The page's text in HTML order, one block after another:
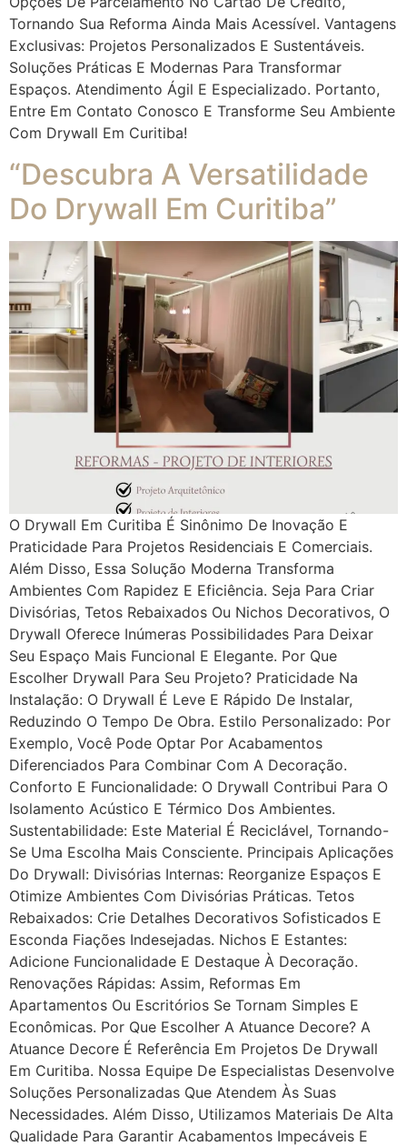
Tornando Sua Reforma Ainda Mais Acessível. Vantagens
Exclusivas: Projetos Personalizados E Sustentáveis.
Soluções Práticas E Modernas Para Transformar
Espaços. Atendimento Ágil E Especializado. Portanto,
Entre Em Contato Conosco E Transforme Seu Ambiente
Com Drywall Em Curitiba!
“Descubra A Versatilidade
Do Drywall Em Curitiba”
O Drywall Em Curitiba É Sinônimo De Inovação E
Praticidade Para Projetos Residenciais E Comerciais.
Além Disso, Essa Solução Moderna Transforma
Ambientes Com Rapidez E Eficiência. Seja Para Criar
Divisórias, Tetos Rebaixados Ou Nichos Decorativos, O
Drywall Oferece Inúmeras Possibilidades Para Deixar
Seu Espaço Mais Funcional E Elegante. Por Que
Escolher Drywall Para Seu Projeto? Praticidade Na
Instalação: O Drywall É Leve E Rápido De Instalar,
Reduzindo O Tempo De Obra. Estilo Personalizado: Por
Exemplo, Você Pode Optar Por Acabamentos
Diferenciados Para Combinar Com A Decoração.
Conforto E Funcionalidade: O Drywall Contribui Para O
Isolamento Acústico E Térmico Dos Ambientes.
Sustentabilidade: Este Material É Reciclável, Tornando-
Se Uma Escolha Mais Consciente. Principais Aplicações
Do Drywall: Divisórias Internas: Reorganize Espaços E
Otimize Ambientes Com Divisórias Práticas. Tetos
Rebaixados: Crie Detalhes Decorativos Sofisticados E
Esconda Fiações Indesejadas. Nichos E Estantes:
Adicione Funcionalidade E Destaque À Decoração.
Renovações Rápidas: Assim, Reformas Em
Apartamentos Ou Escritórios Se Tornam Simples E
Econômicas. Por Que Escolher A Atuance Decore? A
Atuance Decore É Referência Em Projetos De Drywall
Em Curitiba. Nossa Equipe De Especialistas Desenvolve
Soluções Personalizadas Que Atendem Às Suas
Necessidades. Além Disso, Utilizamos Materiais De Alta
Qualidade Para Garantir Acabamentos Impecáveis E